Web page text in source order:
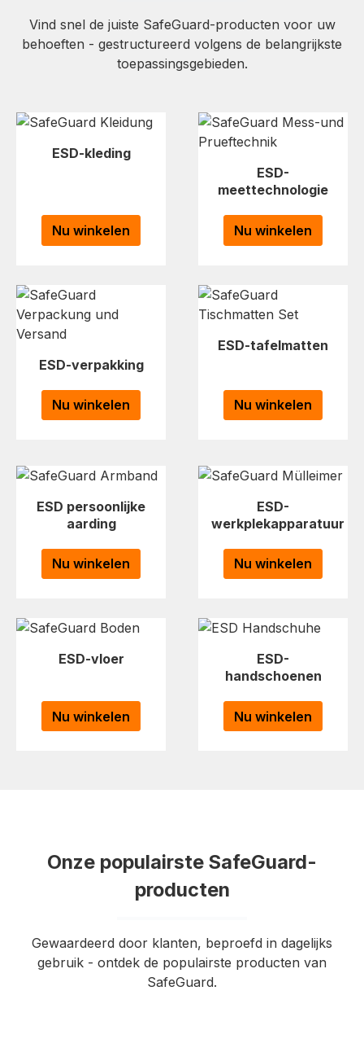
Vind snel de juiste SafeGuard-producten voor uw
behoeften - gestructureerd volgens de belangrijkste
toepassingsgebieden.
ESD-kleding
Nu winkelen
ESD-
meettechnologie
Nu winkelen
ESD-verpakking
Nu winkelen
ESD-tafelmatten
Nu winkelen
ESD persoonlijke
aarding
Nu winkelen
ESD-
werkplekapparatuur
Nu winkelen
ESD-vloer
Nu winkelen
ESD-
handschoenen
Nu winkelen
Onze populairste SafeGuard-
producten
Gewaardeerd door klanten, beproefd in dagelijks
gebruik - ontdek de populairste producten van
SafeGuard.